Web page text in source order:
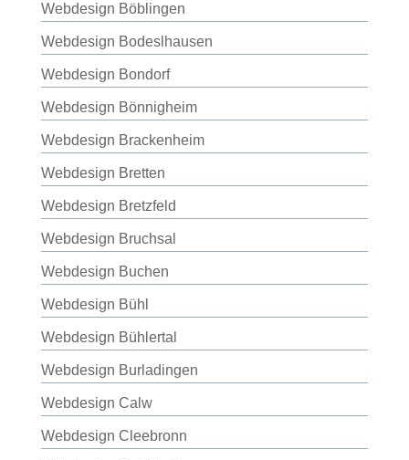
Webdesign Böblingen
Webdesign Bodeslhausen
Webdesign Bondorf
Webdesign Bönnigheim
Webdesign Brackenheim
Webdesign Bretten
Webdesign Bretzfeld
Webdesign Bruchsal
Webdesign Buchen
Webdesign Bühl
Webdesign Bühlertal
Webdesign Burladingen
Webdesign Calw
Webdesign Cleebronn